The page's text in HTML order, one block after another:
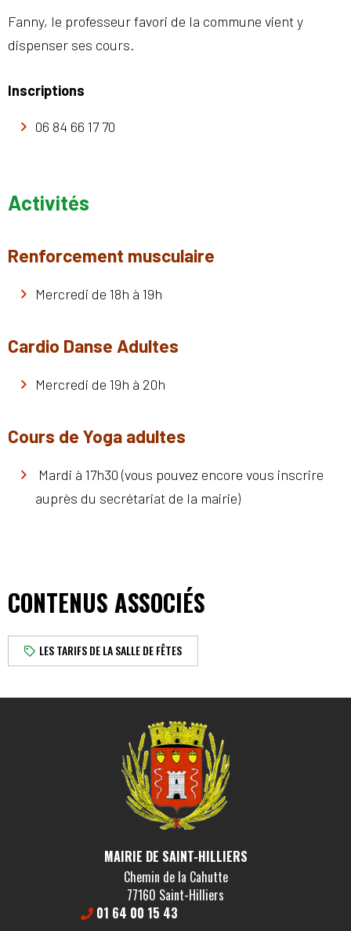
Fanny, le professeur favori de la commune vient y
dispenser ses cours.
Inscriptions
06 84 66 17 70
Activités
Renforcement musculaire
Mercredi de 18h à 19h
Cardio Danse Adultes
Mercredi de 19h à 20h
Cours de Yoga adultes
Mardi à 17h30 (vous pouvez encore vous inscrire
auprès du secrétariat de la mairie)
CONTENUS ASSOCIÉS
LES TARIFS DE LA SALLE DE FÊTES
MAIRIE DE SAINT-HILLIERS
Chemin de la Cahutte
77160 Saint-Hilliers
01 64 00 15 43